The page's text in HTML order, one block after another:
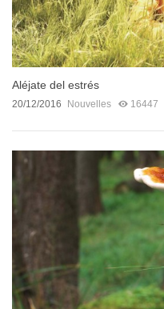
Aléjate del estrés
20/12/2016 Nouvelles 16447